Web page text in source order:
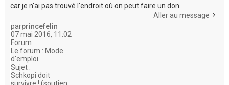
car je n'ai pas trouvé l'endroit où on peut faire un don
Aller au message
parprincefelin
07 mai 2016, 11:02
Forum :
Le forum : Mode
d'emploi
Sujet :
Schkopi doit